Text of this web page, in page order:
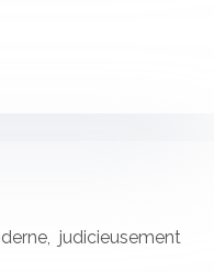
judicieusement